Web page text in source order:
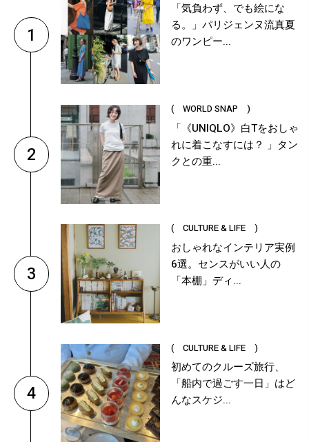
1
「気負わず、でも絵にな
る。」パリジェンヌ流真夏
のワンピー...
2
( WORLD SNAP )
「《UNIQLO》白Tをおしゃ
れに着こなすには？ 」タン
クとの重...
3
( CULTURE & LIFE )
おしゃれなインテリア実例
6選。センスがいい人の
「本棚」ディ...
4
( CULTURE & LIFE )
初めてのクルーズ旅行、
「船内で過ごす一日」はど
んなスケジ...